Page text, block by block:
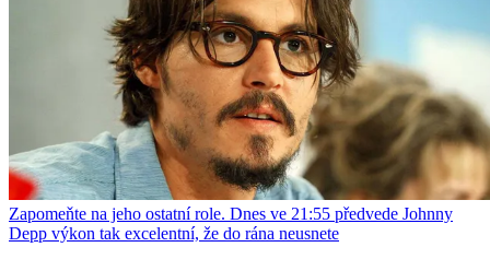
Zapomeňte na jeho ostatní role. Dnes ve 21:55 předvede Johnny
Depp výkon tak excelentní, že do rána neusnete